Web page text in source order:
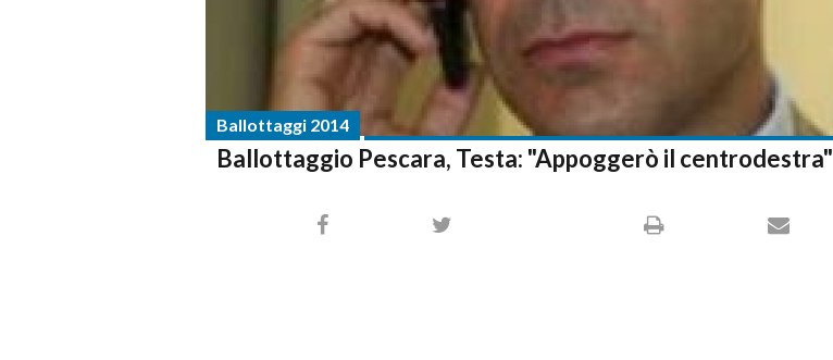
Ballottaggi 2014
Ballottaggio Pescara, Testa: "Appoggerò il centrodestra"